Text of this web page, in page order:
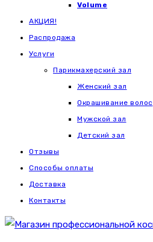
Volume
АКЦИЯ!
Распродажа
Услуги
Парикмахерский зал
Женский зал
Окрашивание волос
Мужской зал
Детский зал
Отзывы
Способы оплаты
Доставка
Контакты